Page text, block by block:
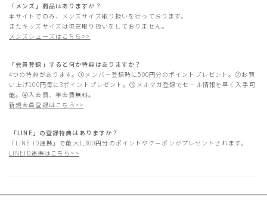
「メンズ」商品はありますか？
本サイトでのみ、メンズサイズ取り扱いを行っております。
またキッズサイズは現在取り扱いをしておりません。
メンズシューズはこちら>>
「会員登録」すると何か特典はありますか？
4つの特典があります。①メンバー登録時に500円分のポイントプレゼント。②お買
い上げ100円毎に3ポイントプレゼント。③メルマガ登録でセール情報を早く入手可
能。④入会費、年会費無料。
新規会員登録はこちら>>
「LINE」の登録特典はありますか？
「LINE ID連携」で最大1,300円分のポイントやクーポンがプレゼントされます。
LINEID連携はこちら>>